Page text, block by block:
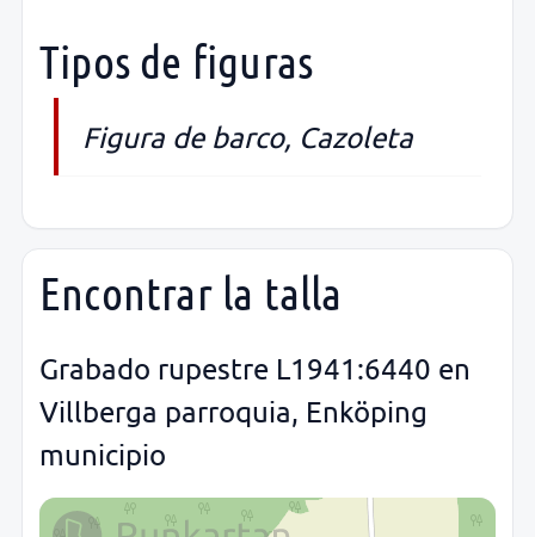
Tipos de figuras
Figura de barco, Cazoleta
Encontrar la talla
Grabado rupestre L1941:6440 en
Villberga parroquia, Enköping
municipio